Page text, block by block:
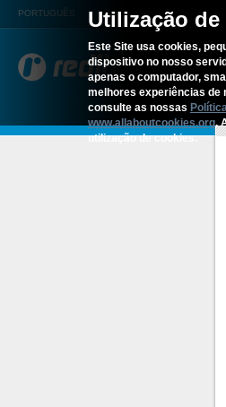
Utilização
Este Site usa cookies,
dispositivo no nosso
apenas o computador,
melhores experiências de
consulte as nossas
www.allaboutcookies.org.
utilização de cookies.
PORTUGUÊS